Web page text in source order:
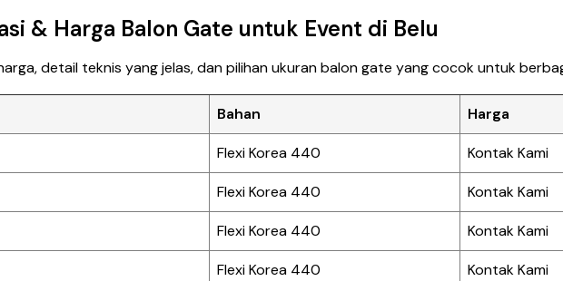
& Harga Balon Gate untuk Event di Belu
detail teknis yang jelas, dan pilihan ukuran balon gate yang cocok untuk
Bahan Harga
Flexi Korea 440 Kontak Kami
Flexi Korea 440 Kontak Kami
Flexi Korea 440 Kontak Kami
Flexi Korea 440 Kontak Kami